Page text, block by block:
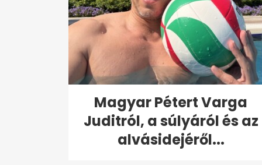
Magyar Pétert Varga
Juditról, a súlyáról és az
alvásidejéről...